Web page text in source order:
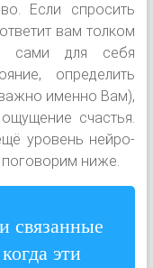
Если спросить
вам толком
сами для себя
определить
именно Вам),
счастья.
уровень нейро-
ниже.
связанные
эти